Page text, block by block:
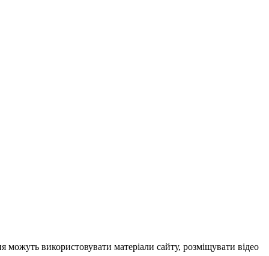
використовувати матеріали сайту, розміщувати відео